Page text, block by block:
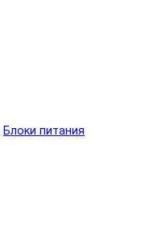
Блоки питания